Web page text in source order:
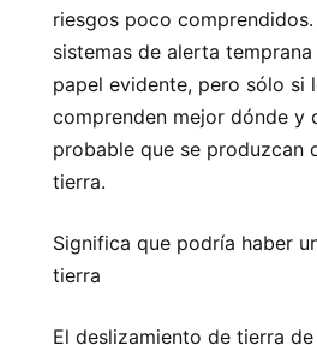
riesgos poco
sistemas de alerta
papel evidente, pero sólo si
comprenden mejor dónde y
probable que se produzcan
tierra.
Significa que podría haber
tierra
El deslizamiento de tierra